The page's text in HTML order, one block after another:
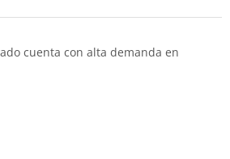
cuenta con alta demanda en